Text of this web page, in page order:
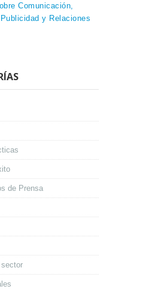
Comunicación,
y Relaciones
de Prensa